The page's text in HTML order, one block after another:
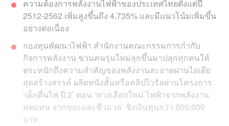
ความต้องการพลังงานไฟฟ้าของประเทศไทยตั้งแต่ปี
2512-2562 เพิ่มสูงขึ้นถึง 4,735% และมีแนวโน้มเพิ่มขึ้น
อย่างต่อเนื่อง
กองทุนพัฒนาไฟฟ้า สำนักงานคณะกรรมการกำกับ
กิจการพลังงาน ชวนคนรุ่นใหม่ลุกขึ้นมาปลุกทุกคนให้
ตระหนักถึงความสำคัญของพลังงานสะอาดผ่านไอเดีย
สุดสร้างสรรค์ ผลิตหนังสั้นหรือคลิปไวรัลผ่านโครงการ
‘เด็กตื่นไฟ ปี 2’ ตอน ‘ทางเลือกใหม่ ไฟฟ้าจากพลังงาน
ทดแทน จากขยะและชีวมวล’ ชิงเงินทุนกว่า 800,000
บาท